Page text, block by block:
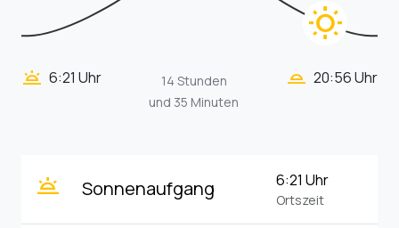
wb_sunny
wb_twilight 6:21 Uhr
14 Stunden
und 35 Minuten
wb_twilight_2 20:56 Uhr
wb_twilight Sonnenaufgang 6:21 Uhr
Ortszeit